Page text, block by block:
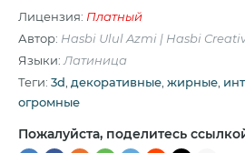
Лицензия: Платный
Автор: Hasbi Ulul Azmi | Hasbi
Языки: Латиница
Теги: 3d декоративные жирные
огромные
Пожалуйста, поделитесь